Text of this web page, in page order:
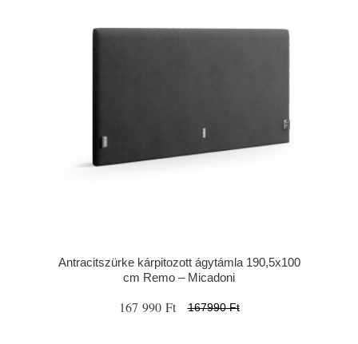
Antracitszürke kárpitozott ágytámla 190,5x100
cm Remo – Micadoni
167 990 Ft 167990 Ft